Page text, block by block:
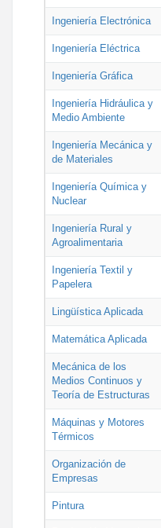
Ingeniería Electrónica
Ingeniería Eléctrica
Ingeniería Gráfica
Ingeniería Hidráulica y
Medio Ambiente
Ingeniería Mecánica y
de Materiales
Ingeniería Química y
Nuclear
Ingeniería Rural y
Agroalimentaria
Ingeniería Textil y
Papelera
Lingüística Aplicada
Matemática Aplicada
Mecánica de los
Medios Continuos y
Teoría de Estructuras
Máquinas y Motores
Térmicos
Organización de
Empresas
Pintura